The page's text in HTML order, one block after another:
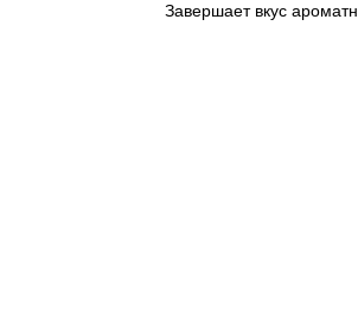
Завершает вкус